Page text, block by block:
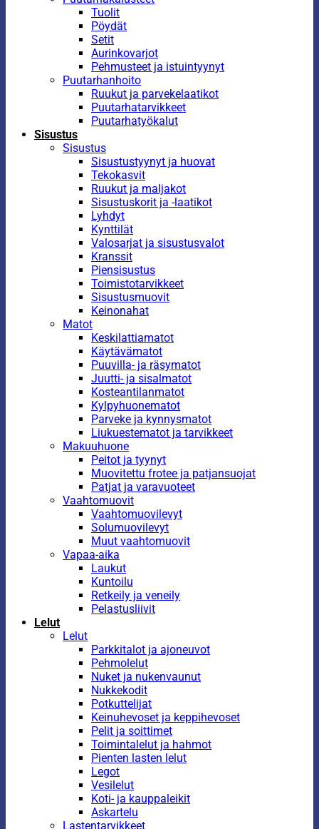
Tuolit
Pöydät
Setit
Aurinkovarjot
Pehmusteet ja istuintyynyt
Puutarhanhoito
Ruukut ja parvekelaatikot
Puutarhatarvikkeet
Puutarhatyökalut
Sisustus
Sisustus
Sisustustyynyt ja huovat
Tekokasvit
Ruukut ja maljakot
Sisustuskorit ja -laatikot
Lyhdyt
Kynttilät
Valosarjat ja sisustusvalot
Kranssit
Piensisustus
Toimistotarvikkeet
Sisustusmuovit
Keinonahat
Matot
Keskilattiamatot
Käytävämatot
Puuvilla- ja räsymatot
Juutti- ja sisalmatot
Kosteantilanmatot
Kylpyhuonematot
Parveke ja kynnysmatot
Liukuestematot ja tarvikkeet
Makuuhuone
Peitot ja tyynyt
Muovitettu frotee ja patjansuojat
Patjat ja varavuoteet
Vaahtomuovit
Vaahtomuovilevyt
Solumuovilevyt
Muut vaahtomuovit
Vapaa-aika
Laukut
Kuntoilu
Retkeily ja veneily
Pelastusliivit
Lelut
Lelut
Parkkitalot ja ajoneuvot
Pehmolelut
Nuket ja nukenvaunut
Nukkekodit
Potkuttelijat
Keinuhevoset ja keppihevoset
Pelit ja soittimet
Toimintalelut ja hahmot
Pienten lasten lelut
Legot
Vesilelut
Koti- ja kauppaleikit
Askartelu
Lastentarvikkeet